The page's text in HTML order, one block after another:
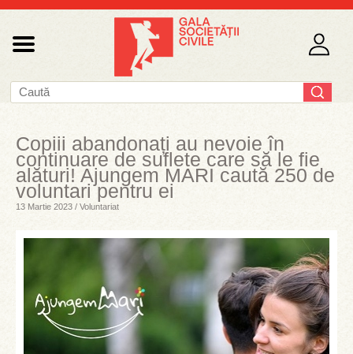
Copiii abandonați au nevoie în
continuare de suflete care să le fie
alături! Ajungem MARI caută 250 de
voluntari pentru ei
13 Martie 2023 / Voluntariat